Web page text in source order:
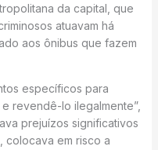
da capital, que
atuavam há
aos ônibus que fazem
específicos para
revendê-lo ilegalmente”,
prejuízos significativos
colocava em risco a